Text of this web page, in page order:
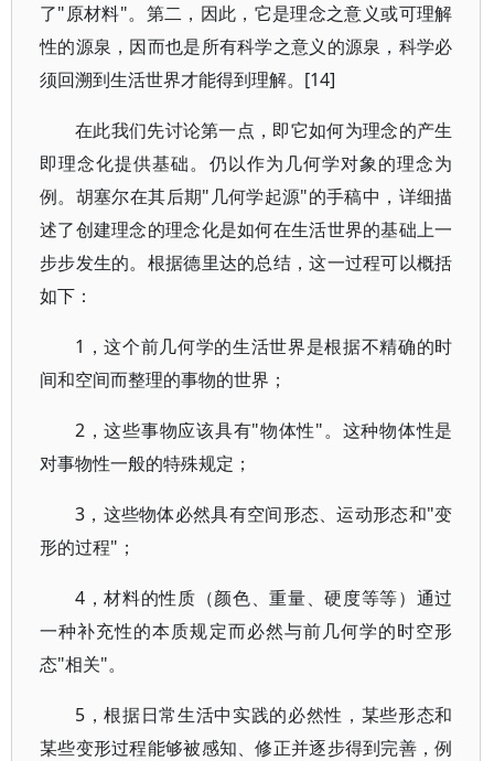
了"原材料"。第二，因此，它是理念之意义或可理解
性的源泉，因而也是所有科学之意义的源泉，科学必
须回溯到生活世界才能得到理解。[14]
在此我们先讨论第一点，即它如何为理念的产生
即理念化提供基础。仍以作为几何学对象的理念为
例。胡塞尔在其后期"几何学起源"的手稿中，详细描
述了创建理念的理念化是如何在生活世界的基础上一
步步发生的。根据德里达的总结，这一过程可以概括
如下：
1，这个前几何学的生活世界是根据不精确的时
间和空间而整理的事物的世界；
2，这些事物应该具有"物体性"。这种物体性是
对事物性一般的特殊规定；
3，这些物体必然具有空间形态、运动形态和"变
形的过程"；
4，材料的性质（颜色、重量、硬度等等）通过
一种补充性的本质规定而必然与前几何学的时空形
态"相关"。
5，根据日常生活中实践的必然性，某些形态和
某些变形过程能够被感知、修正并逐步得到完善，例